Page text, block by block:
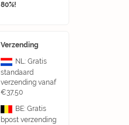
80%!
Verzending
NL: Gratis
standaard
verzending vanaf
€37,50
BE: Gratis
bpost verzending